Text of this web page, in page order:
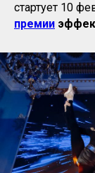
стартует 10
премии